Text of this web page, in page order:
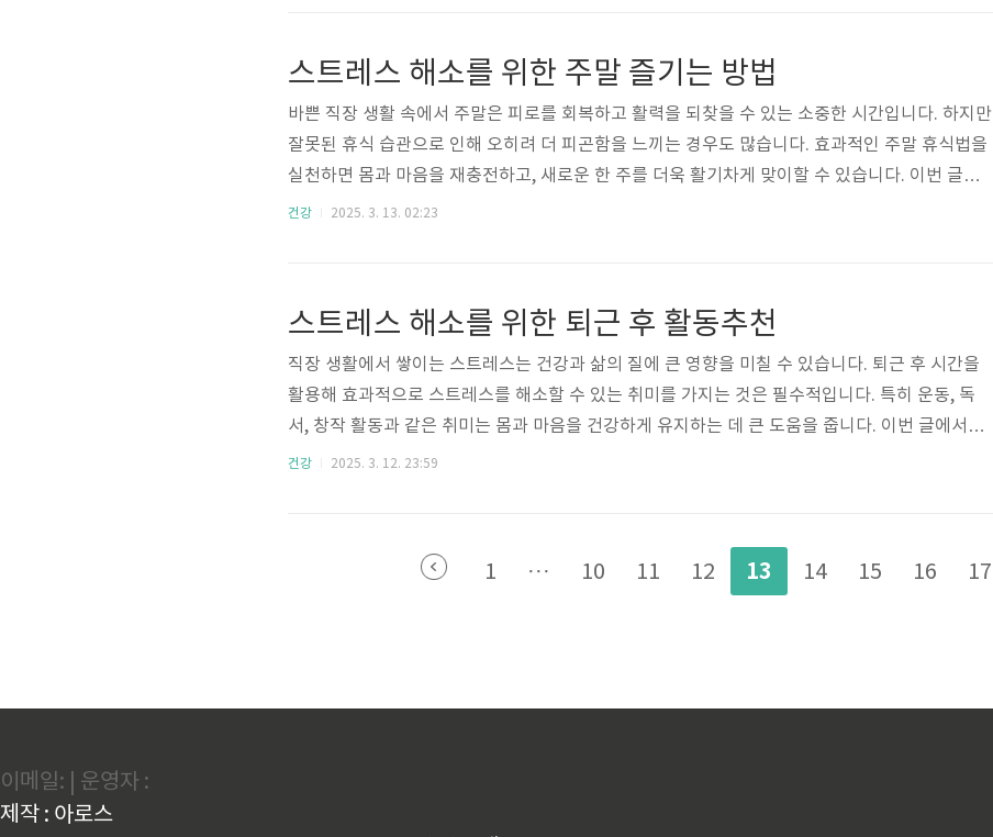
여행, 근사한 식사 같은 장면들로 가..
스트레스 해소를 위한 주말 즐기는 방법
바쁜 직장 생활 속에서 주말은 피로를 회복하고 활력을 되찾을 수 있는 소중한 시간입니다. 하지만
잘못된 휴식 습관으로 인해 오히려 더 피곤함을 느끼는 경우도 많습니다. 효과적인 주말 휴식법을
실천하면 몸과 마음을 재충전하고, 새로운 한 주를 더욱 활기차게 맞이할 수 있습니다. 이번 글에
서는 최적의 수면 관리, 취미 활동, 여행 계획을 통해 주말을 알차게 보내는 방법을 소개합니다.1.
유발하는 이유주말에 늦잠을 자면 생체 ..
건강 2025. 3. 13. 02:23
스트레스 해소를 위한 퇴근 후 활동추천
직장 생활에서 쌓이는 스트레스는 건강과 삶의 질에 큰 영향을 미칠 수 있습니다. 퇴근 후 시간을
활용해 효과적으로 스트레스를 해소할 수 있는 취미를 가지는 것은 필수적입니다. 특히 운동, 독
서, 창작 활동과 같은 취미는 몸과 마음을 건강하게 유지하는 데 큰 도움을 줍니다. 이번 글에서는
퇴근 후 스트레스 해소에 좋은 취미 세 가지를 추천하고, 각각의 장점과 실천 방법을 자세히 소개
소됩니다. 1) 간단한 홈트레이닝퇴근 후 헬스장에 가는 것이 부담스럽다면 집에서 간단한 홈트레
이닝을 시도해 보세요. 스쿼트, 푸쉬업, 플랭크..
건강 2025. 3. 12. 23:59
1 ··· 10 11 12 13 14 15 16 17
이메일: | 운영자 :
제작 : 아로스